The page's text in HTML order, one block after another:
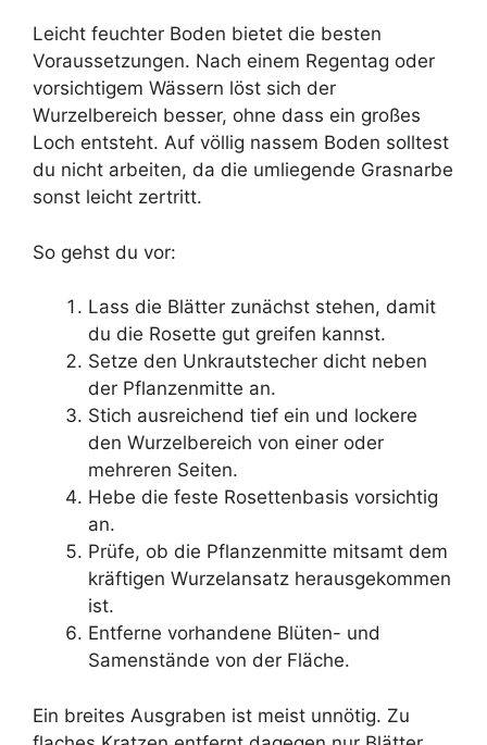
Leicht feuchter Boden bietet die besten
Voraussetzungen. Nach einem Regentag oder
vorsichtigem Wässern löst sich der
Wurzelbereich besser, ohne dass ein großes
Loch entsteht. Auf völlig nassem Boden solltest
du nicht arbeiten, da die umliegende Grasnarbe
sonst leicht zertritt.
So gehst du vor:
Lass die Blätter zunächst stehen, damit
du die Rosette gut greifen kannst.
Setze den Unkrautstecher dicht neben
der Pflanzenmitte an.
Stich ausreichend tief ein und lockere
den Wurzelbereich von einer oder
mehreren Seiten.
Hebe die feste Rosettenbasis vorsichtig
an.
Prüfe, ob die Pflanzenmitte mitsamt dem
kräftigen Wurzelansatz herausgekommen
ist.
Entferne vorhandene Blüten- und
Samenstände von der Fläche.
Ein breites Ausgraben ist meist unnötig. Zu